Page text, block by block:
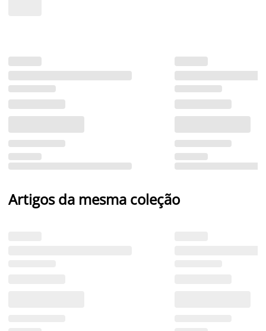
Artigos da mesma coleção